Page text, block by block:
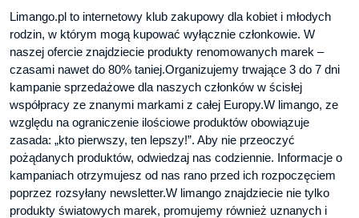
Limango.pl to internetowy klub zakupowy dla kobiet i młodych
rodzin, w którym mogą kupować wyłącznie członkowie. W
naszej ofercie znajdziecie produkty renomowanych marek –
czasami nawet do 80% taniej.Organizujemy trwające 3 do 7 dni
kampanie sprzedażowe dla naszych członków w ścisłej
współpracy ze znanymi markami z całej Europy.W limango, ze
względu na ograniczenie ilościowe produktów obowiązuje
zasada: „kto pierwszy, ten lepszy!”. Aby nie przeoczyć
pożądanych produktów, odwiedzaj nas codziennie. Informacje o
kampaniach otrzymujesz od nas rano przed ich rozpoczęciem
poprzez rozsyłany newsletter.W limango znajdziecie nie tylko
produkty światowych marek, promujemy również uznanych i